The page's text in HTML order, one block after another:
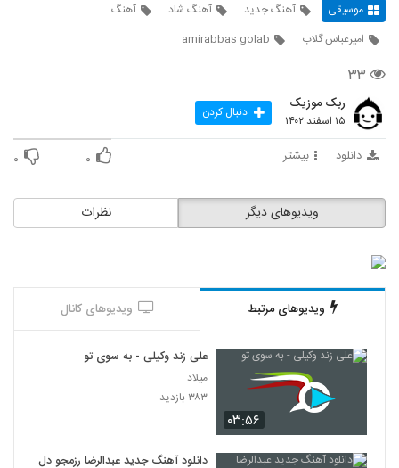
موسیقی آهنگ جدید آهنگ شاد
آهنگ
امیرعباس گلاب
amirabbas golab
۳۳
ربک موزیک
۱۵ اسفند ۱۴۰۲ دنبال کردن
دانلود بیشتر ۰ ۰
نظرات ویدیوهای دیگر
ویدیوهای مرتبط ویدیوهای کانال
۰۳:۵۶
علی زند وکیلی - به سوی تو
میلاد
۳۸۳ بازدید
دانلود آهنگ جدید عبدالرضا رزمجو دل